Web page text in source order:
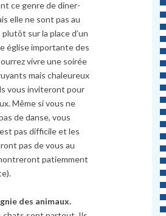
ce genre de diner-
elle ne sont pas au
plutôt sur la place d’un
église importante des
vivre une soirée
mais chaleureux
vous inviteront pour
Même si vous ne
de danse, vous
pas difficile et les
pas de vous au
patiemment
des animaux.